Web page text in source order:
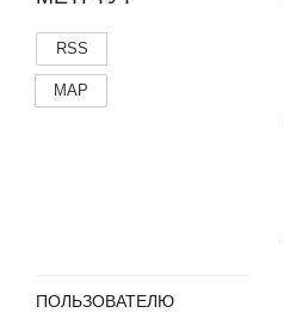
RSS
MAP
ПОЛЬЗОВАТЕЛЮ